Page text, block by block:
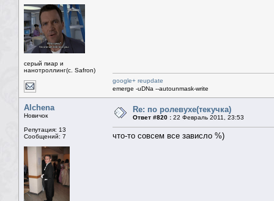
серый пиар и
нанотроллинг(с. Safron)
google+ reupdate
emerge -uDNa --autounmask-write
Alchena
Новичок
Репутация: 13
Сообщений: 7
Re: по ролевухе(текучка)
Ответ #820 : 22 Февраль 2011, 23:53
что-то совсем все зависло %)